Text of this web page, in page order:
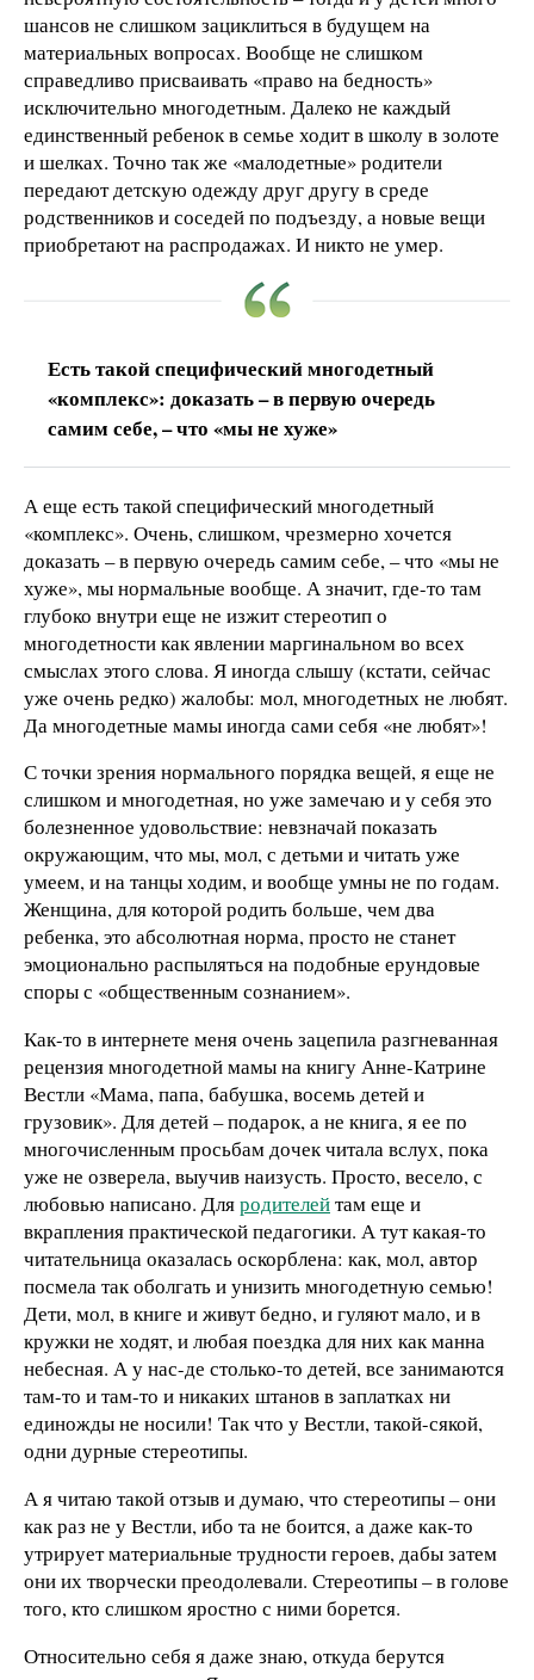
шансов не слишком зациклиться в будущем на
материальных вопросах. Вообще не слишком
справедливо присваивать «право на бедность»
исключительно многодетным. Далеко не каждый
единственный ребенок в семье ходит в школу в золоте
и шелках. Точно так же «малодетные» родители
передают детскую одежду друг другу в среде
родственников и соседей по подъезду, а новые вещи
приобретают на распродажах. И никто не умер.
Есть такой специфический многодетный
«комплекс»: доказать – в первую очередь
самим себе, – что «мы не хуже»
А еще есть такой специфический многодетный
«комплекс». Очень, слишком, чрезмерно хочется
доказать – в первую очередь самим себе, – что «мы не
хуже», мы нормальные вообще. А значит, где-то там
глубоко внутри еще не изжит стереотип о
многодетности как явлении маргинальном во всех
смыслах этого слова. Я иногда слышу (кстати, сейчас
уже очень редко) жалобы: мол, многодетных не любят.
Да многодетные мамы иногда сами себя «не любят»!
С точки зрения нормального порядка вещей, я еще не
слишком и многодетная, но уже замечаю и у себя это
болезненное удовольствие: невзначай показать
окружающим, что мы, мол, с детьми и читать уже
умеем, и на танцы ходим, и вообще умны не по годам.
Женщина, для которой родить больше, чем два
ребенка, это абсолютная норма, просто не станет
эмоционально распыляться на подобные ерундовые
споры с «общественным сознанием».
Как-то в интернете меня очень зацепила разгневанная
рецензия многодетной мамы на книгу Анне-Катрине
Вестли «Мама, папа, бабушка, восемь детей и
грузовик». Для детей – подарок, а не книга, я ее по
многочисленным просьбам дочек читала вслух, пока
уже не озверела, выучив наизусть. Просто, весело, с
любовью написано. Дляродителейтам еще и
вкрапления практической педагогики. А тут какая-то
читательница оказалась оскорблена: как, мол, автор
посмела так оболгать и унизить многодетную семью!
Дети, мол, в книге и живут бедно, и гуляют мало, и в
кружки не ходят, и любая поездка для них как манна
небесная. А у нас-де столько-то детей, все занимаются
там-то и там-то и никаких штанов в заплатках ни
единожды не носили! Так что у Вестли, такой-сякой,
одни дурные стереотипы.
А я читаю такой отзыв и думаю, что стереотипы – они
как раз не у Вестли, ибо та не боится, а даже как-то
утрирует материальные трудности героев, дабы затем
они их творчески преодолевали. Стереотипы – в голове
того, кто слишком яростно с ними борется.
Относительно себя я даже знаю, откуда берутся